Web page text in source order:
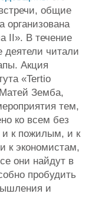
общие
организована
II». В течение
деятели читали
Акция
«Tertio
Земба,
тем,
ко всем без
к пожилым, и к
к экономистам,
они найдут в
пробудить
и